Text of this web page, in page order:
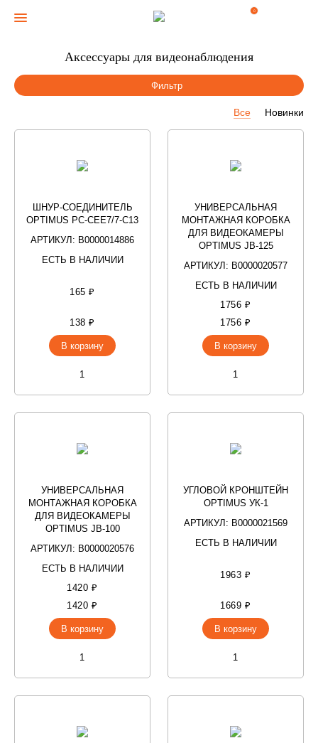
0
Аксессуары для видеонаблюдения
Фильтр
Все Новинки
ШНУР-СОЕДИНИТЕЛЬ
OPTIMUS PC-CEE7/7-С13
АРТИКУЛ: В0000014886
ЕСТЬ В НАЛИЧИИ
165 ₽
138 ₽
В корзину
УНИВЕРСАЛЬНАЯ
МОНТАЖНАЯ КОРОБКА
ДЛЯ ВИДЕОКАМЕРЫ
OPTIMUS JB-125
АРТИКУЛ: В0000020577
ЕСТЬ В НАЛИЧИИ
1756 ₽
1756 ₽
В корзину
УНИВЕРСАЛЬНАЯ
МОНТАЖНАЯ КОРОБКА
ДЛЯ ВИДЕОКАМЕРЫ
OPTIMUS JB-100
АРТИКУЛ: В0000020576
ЕСТЬ В НАЛИЧИИ
1420 ₽
1420 ₽
В корзину
УГЛОВОЙ КРОНШТЕЙН
OPTIMUS УК-1
АРТИКУЛ: В0000021569
ЕСТЬ В НАЛИЧИИ
1963 ₽
1669 ₽
В корзину